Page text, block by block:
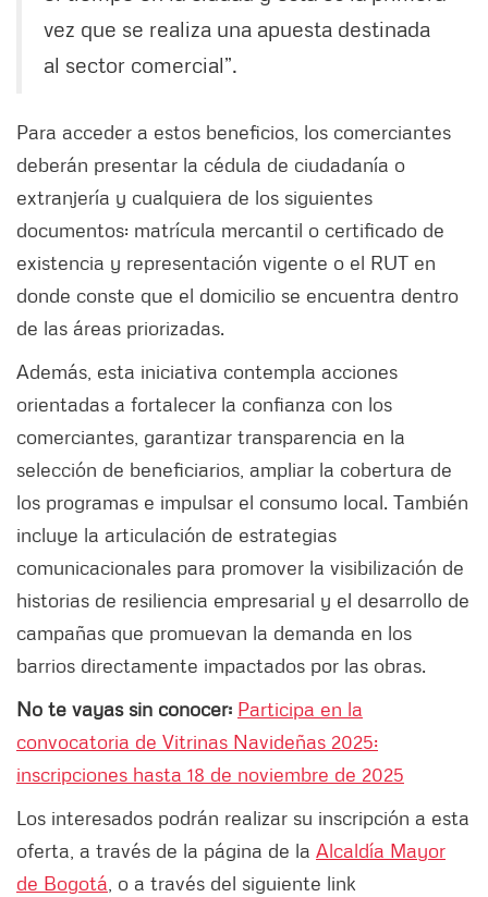
vez que se realiza una apuesta destinada
al sector comercial”.
Para acceder a estos beneficios, los comerciantes
deberán presentar la cédula de ciudadanía o
extranjería y cualquiera de los siguientes
documentos: matrícula mercantil o certificado de
existencia y representación vigente o el RUT en
donde conste que el domicilio se encuentra dentro
de las áreas priorizadas.
Además, esta iniciativa contempla acciones
orientadas a fortalecer la confianza con los
comerciantes, garantizar transparencia en la
selección de beneficiarios, ampliar la cobertura de
los programas e impulsar el consumo local. También
incluye la articulación de estrategias
comunicacionales para promover la visibilización de
historias de resiliencia empresarial y el desarrollo de
campañas que promuevan la demanda en los
barrios directamente impactados por las obras.
No te vayas sin conocer: Participa en la
convocatoria de Vitrinas Navideñas 2025:
inscripciones hasta 18 de noviembre de 2025
Los interesados podrán realizar su inscripción a esta
oferta, a través de la página de la Alcaldía Mayor
de Bogotá , o a través del siguiente link